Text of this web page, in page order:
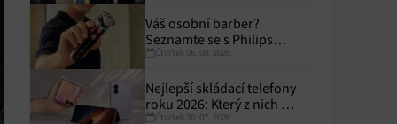
Váš osobní barber?
Seznamte se s Philips
i9000 Prestige Ultra
Čtvrtek 06. 08. 2026
Nejlepší skládací telefony
roku 2026: Který z nich si
zaslouží místo ve vaší
Čtvrtek 30. 07. 2026